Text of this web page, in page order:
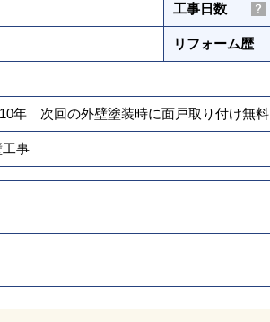
工事日数
リフォーム歴
年 次回の外壁塗装時に面戸取り付け無
事